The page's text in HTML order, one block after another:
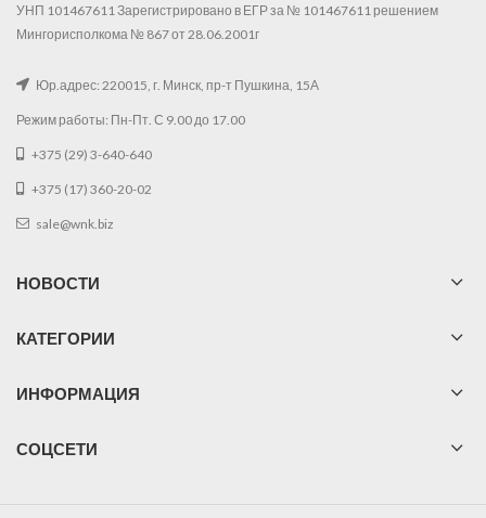
УНП 101467611 Зарегистрировано в ЕГР за № 101467611 решением
Мингорисполкома № 867 от 28.06.2001г
Юр.адрес: 220015, г. Минск, пр-т Пушкина, 15А
Режим работы: Пн-Пт. С 9.00 до 17.00
+375 (29) 3-640-640
+375 (17) 360-20-02
sale@wnk.biz
НОВОСТИ
КАТЕГОРИИ
ИНФОРМАЦИЯ
СОЦСЕТИ